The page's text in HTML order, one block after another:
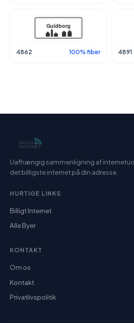
4862 100% fiber 4891
Uafhængig sammenligning af
det billigste internet på din adresse.
HURTIGE LINKS
Billigt Internet
Alle Byer
KONTAKT
Om os
Kontakt
Privatlivspolitik